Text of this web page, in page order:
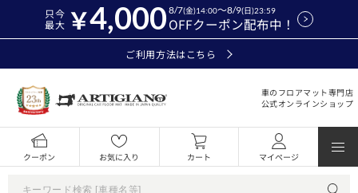
只今
最大
4,000OFFクーポン配布中！
8/7(金)14:00～8/9(日)23:59
ご利用方法はこちら
車のフロアマット専門店
公式オンラインショップ
クーポン お気に入り カート マイページ